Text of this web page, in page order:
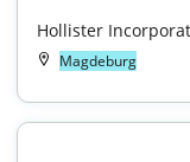
Hollister
Magdeburg